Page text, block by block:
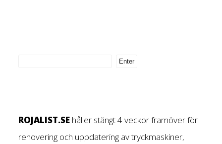
ROJALIST.SE håller stängt 4 veckor framöver för
renovering och uppdatering av tryckmaskiner,